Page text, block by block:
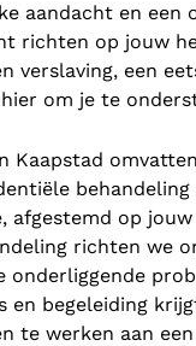
aandacht en een
richten op jouw
verslaving, een
om je te
Kaapstad
behandeling
afgestemd op
richten we
onderliggende
en begeleiding
te werken aan